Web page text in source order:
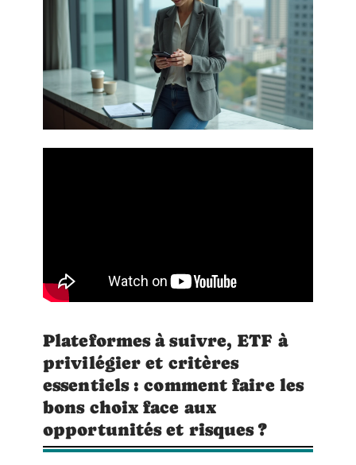
Plateformes à suivre, ETF à
privilégier et critères
essentiels : comment faire les
bons choix face aux
opportunités et risques ?